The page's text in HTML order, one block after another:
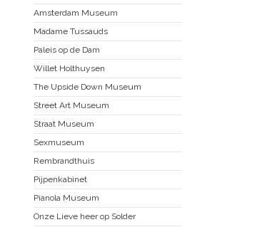
Amsterdam Museum
Madame Tussauds
Paleis op de Dam
Willet Holthuysen
The Upside Down Museum
Street Art Museum
Straat Museum
Sexmuseum
Rembrandthuis
Pijpenkabinet
Pianola Museum
Onze Lieve heer op Solder